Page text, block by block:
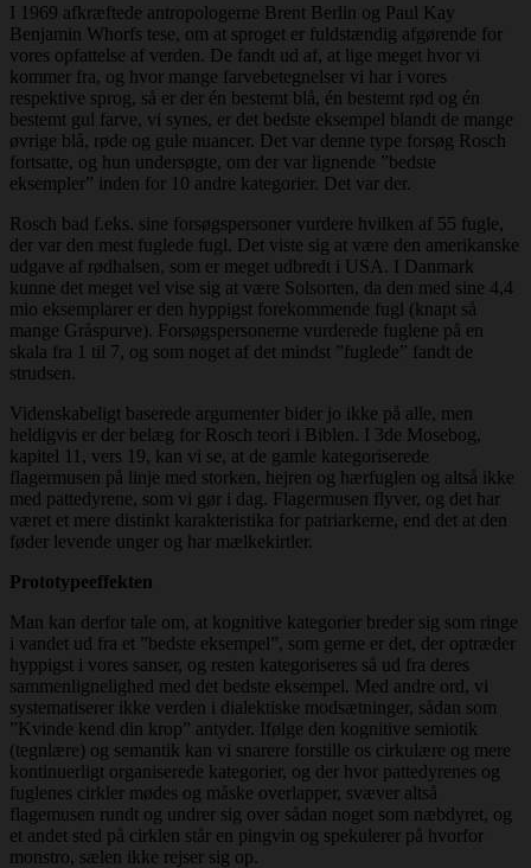
I 1969 afkræftede antropologerne Brent Berlin og Paul Kay
Benjamin Whorfs tese, om at sproget er fuldstændig afgørende for
vores opfattelse af verden. De fandt ud af, at lige meget hvor vi
kommer fra, og hvor mange farvebetegnelser vi har i vores
respektive sprog, så er der én bestemt blå, én bestemt rød og én
bestemt gul farve, vi synes, er det bedste eksempel blandt de mange
øvrige blå, røde og gule nuancer. Det var denne type forsøg Rosch
fortsatte, og hun undersøgte, om der var lignende ”bedste
eksempler” inden for 10 andre kategorier. Det var der.
Rosch bad f.eks. sine forsøgspersoner vurdere hvilken af 55 fugle,
der var den mest fuglede fugl. Det viste sig at være den amerikanske
udgave af rødhalsen, som er meget udbredt i USA. I Danmark
kunne det meget vel vise sig at være Solsorten, da den med sine 4,4
mio eksemplarer er den hyppigst forekommende fugl (knapt så
mange Gråspurve). Forsøgspersonerne vurderede fuglene på en
skala fra 1 til 7, og som noget af det mindst ”fuglede” fandt de
strudsen.
Videnskabeligt baserede argumenter bider jo ikke på alle, men
heldigvis er der belæg for Rosch teori i Biblen. I 3de Mosebog,
kapitel 11, vers 19, kan vi se, at de gamle kategoriserede
flagermusen på linje med storken, hejren og hærfuglen og altså ikke
med pattedyrene, som vi gør i dag. Flagermusen flyver, og det har
været et mere distinkt karakteristika for patriarkerne, end det at den
føder levende unger og har mælkekirtler.
Prototypeeffekten
Man kan derfor tale om, at kognitive kategorier breder sig som ringe
i vandet ud fra et ”bedste eksempel”, som gerne er det, der optræder
hyppigst i vores sanser, og resten kategoriseres så ud fra deres
sammenlignelighed med det bedste eksempel. Med andre ord, vi
systematiserer ikke verden i dialektiske modsætninger, sådan som
”Kvinde kend din krop” antyder. Ifølge den kognitive semiotik
(tegnlære) og semantik kan vi snarere forstille os cirkulære og mere
kontinuerligt organiserede kategorier, og der hvor pattedyrenes og
fuglenes cirkler mødes og måske overlapper, svæver altså
flagemusen rundt og undrer sig over sådan noget som næbdyret, og
et andet sted på cirklen står en pingvin og spekulerer på hvorfor
monstro, sælen ikke rejser sig op.